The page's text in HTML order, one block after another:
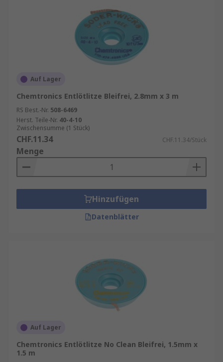
Auf Lager
Chemtronics Entlötlitze Bleifrei, 2.8mm x 3 m
RS Best.-Nr. 508-6469
Herst. Teile-Nr. 40-4-10
Zwischensumme (1 Stück)
CHF.11.34 CHF.11.34/Stück
Menge
Hinzufügen
Datenblätter
Auf Lager
Chemtronics Entlötlitze No Clean Bleifrei, 1.5mm x
1.5 m